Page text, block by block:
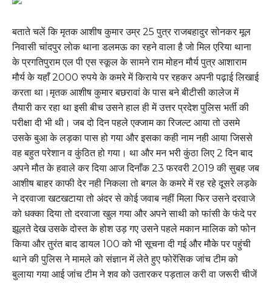
बताते चलें कि मृतक आशीष कुमार उम्र 25 पुत्र राजबहादुर सोनकर मूल
निवासी चांदपुर लोक थाना डलमऊ का रहने वाला है जो मिल एरिया थाना
के प्रगतिपुराम एल पी एस स्कूल के सामने राम मोहन मौर्य पुत्र आशाराम
मौर्य के यहाँ 2000 रुपये के कमरे में किराये पर रहकर अपनी पढ़ाई लिखाई
करता था।मृतक आशीष कुमार बछरावां के पास बने बीटीसी कालेज में
तैयारी कर रहा था इसी बीच उसने हाल ही में उत्तर प्रदेश पुलिस भर्ती की
परीक्षा दी भी थी। जब दो दिन पहले एक्जाम का रिजल्ट आया तो उसमे
उसके बुआ के लड़का पास हो गया और इसका कही नाम नही आया जिससे
वह बहुत परेशान व कुंठित हो गया। था और मन भरी कुंठा लिए 2 दिन बाद
अपने मौत के हवाले कर दिया आज दिनाँक 23 फरवरी 2019 की सुबह जब
आशीष बाहर काफी देर नही निकला तो बगल के कमरे में रह रहे दूसरे लड़के
ने दरवाजा खटखटाया तो अंदर से कोई जवाब नहीं मिला फिर उसने दरवाजे
को धक्का दिया तो दरवाजा खुल गया और अपने साथी को फांसी के फंदे पर
झूलते देख उसके दोस्त के होश उड़ गए उसने पहले मकान मालिक को फोन
किया और तुरंत बाद डायल 100 को भी सूचना दी गई और मौके पर पहुंची
थाने की पुलिस ने मामले को संज्ञान में लेते हुए फोरेंसिक जांच टीम को
बुलाया गया आई जांच टीम ने शव को उतारकर पड़ताल करी वा जरूरी चीजें